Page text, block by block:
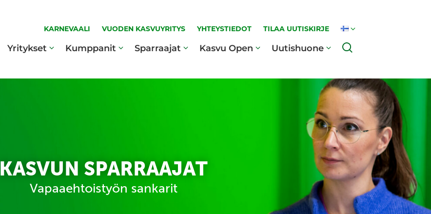
KARNEVAALI VUODEN KASVUYRITYS YHTEYSTIEDOT TILAA UUTISKIRJE
Yritykset Kumppanit Sparraajat Kasvu Open Uutishuone
KASVUN SPARRAAJAT
Vapaaehtoistyön sankarit